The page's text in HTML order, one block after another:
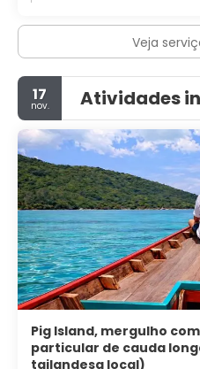
Veja
17
nov. Atividades
Pig Island, mergulho
particular de cauda
tailandesa local)